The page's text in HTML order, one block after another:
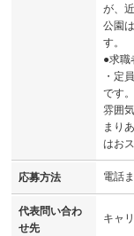
が、
公園
す。
●求職
・定
です
雰囲
まり
はお
応募方法 電話
代表問い合わ
せ先
キャ